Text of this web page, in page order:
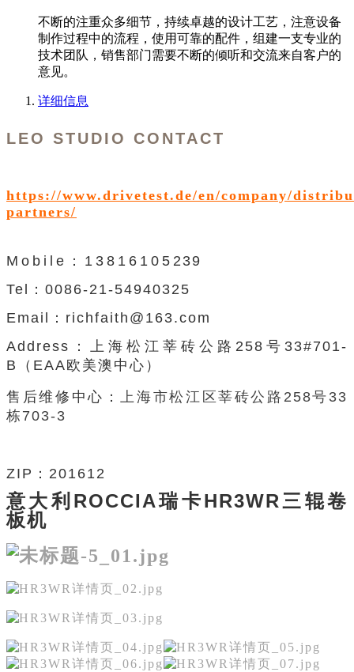
不断的注重众多细节，持续卓越的设计工艺，注意设备
制作过程中的流程，使用可靠的配件，组建一支专业的
技术团队，销售部门需要不断的倾听和交流来自客户的
意见。
详细信息
LEO STUDIO CONTACT
https://www.drivetest.de/en/company/
partners/
Mobile：13816105239
Tel：0086-21-54940325
Email：richfaith@163.com
Address：
上海松江莘砖公路 258 号 33#701-
B（EAA欧美澳中心 ）
售后维修中心：
上海市松江区莘砖公路258号33
栋703-3
ZIP：201612
意大利ROCCIA瑞卡HR3WR三辊卷
板机